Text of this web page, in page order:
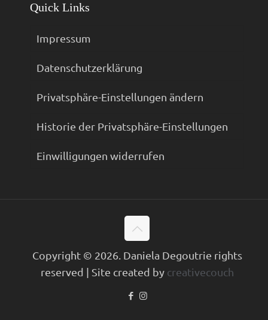
Quick Links
Impressum
Datenschutzerklärung
Privatsphäre-Einstellungen ändern
Historie der Privatsphäre-Einstellungen
Einwilligungen widerrufen
Copyright © 2026. Daniela Degoutrie rights
reserved | Site created by creativecouch